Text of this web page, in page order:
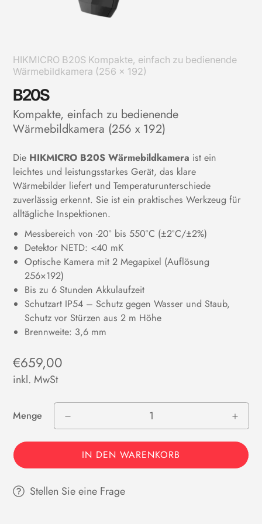
HIKMICRO B20S Kompakte, einfach zu bedienende
Wärmebildkamera (256 x 192)
B20S
Kompakte, einfach zu bedienende
Wärmebildkamera (256 x 192)
Die HIKMICRO B20S Wärmebildkamera ist ein
leichtes und leistungsstarkes Gerät, das klare
Wärmebilder liefert und Temperaturunterschiede
zuverlässig erkennt. Sie ist ein praktisches Werkzeug für
alltägliche Inspektionen.
Messbereich von -20° bis 550°C (±2°C/±2%)
Detektor NETD: <40 mK
Optische Kamera mit 2 Megapixel (Auflösung
256×192)
Bis zu 6 Stunden Akkulaufzeit
Schutzart IP54 – Schutz gegen Wasser und Staub,
Schutz vor Stürzen aus 2 m Höhe
Brennweite: 3,6 mm
Regulärer
Preis
€659,00
inkl. MwSt
Menge
IN DEN WARENKORB
Stellen Sie eine Frage